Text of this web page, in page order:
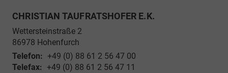
CHRISTIAN TAUFRATSHOFER E.K.
Wettersteinstraße 2
86978 Hohenfurch
Telefon: +49 (0) 88 61 2 56 47 00
Telefax: +49 (0) 88 61 2 56 47 11